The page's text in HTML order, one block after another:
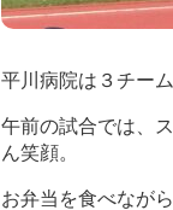
平川病院は３チー
午前の試合では、
ん笑顔。
お弁当を食べなが